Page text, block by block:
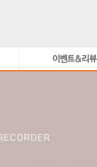
이벤트&리뷰